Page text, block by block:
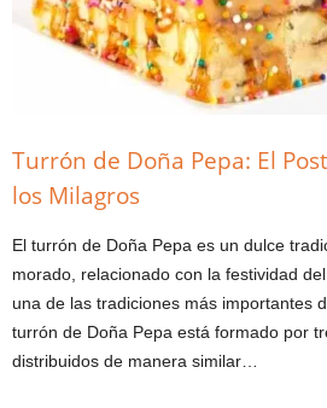
Turrón de Doña Pepa: El
los Milagros
El turrón de Doña Pepa es un dulce
morado, relacionado con la festividad
una de las tradiciones más importantes
turrón de Doña Pepa está formado por
distribuidos de manera similar…